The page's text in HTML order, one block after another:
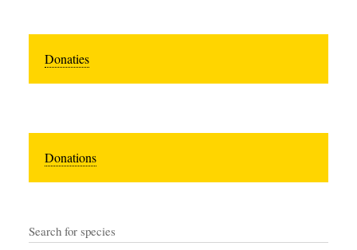
Donaties
Donations
Search for species